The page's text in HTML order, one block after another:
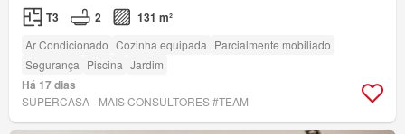
T3 2 131 m²
Ar Condicionado Cozinha equipada Parcialmente mobiliado
Segurança Piscina Jardim
Há 17 dias
SUPERCASA - MAIS CONSULTORES #TEAM